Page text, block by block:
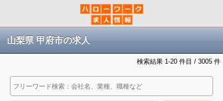
山梨県 甲府市の求人
検索結果 1-20 件目 / 3005 件